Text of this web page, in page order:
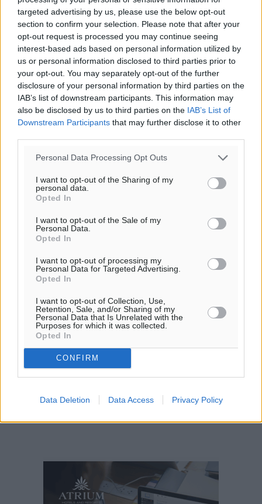
targeted advertising by us, please use the below opt-out
section to confirm your selection. Please note that after your
opt-out request is processed you may continue seeing
interest-based ads based on personal information utilized by
us or personal information disclosed to third parties prior to
your opt-out. You may separately opt-out of the further
disclosure of your personal information by third parties on the
IAB’s list of downstream participants. This information may
also be disclosed by us to third parties on the IAB’s List of
Downstream Participants that may further disclose it to other
Personal Data Processing Opt Outs
I want to opt-out of the Sharing of my
personal data.
Opted In
I want to opt-out of the Sale of my
Personal Data.
Opted In
I want to opt-out of processing my
Personal Data for Targeted Advertising.
Opted In
I want to opt-out of Collection, Use,
Retention, Sale, and/or Sharing of my
Personal Data that Is Unrelated with the
Purposes for which it was collected.
Opted In
CONFIRM
Data Deletion Data Access Privacy Policy
30 30°
06:18
20:06
πρόγνωση:
33°
ΚΥ
30°
ΔΕ
29°